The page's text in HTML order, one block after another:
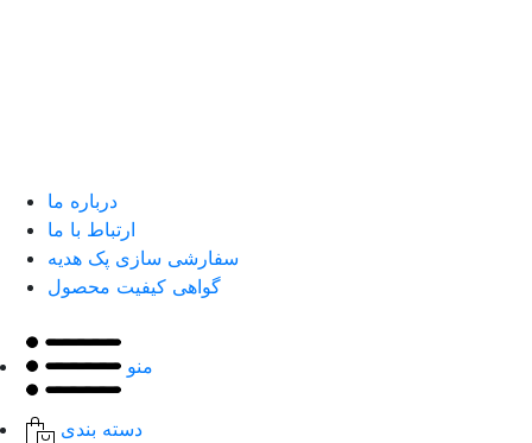
درباره ما
ارتباط با ما
سفارشی سازی پک هدیه
گواهی کیفیت محصول
منو
دسته بندی